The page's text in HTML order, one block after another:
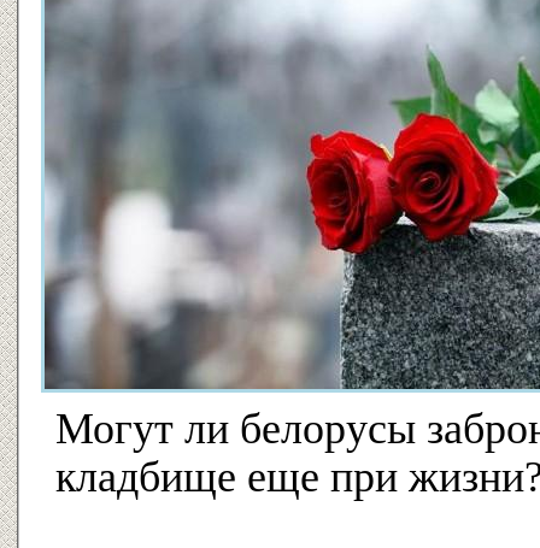
Могут ли белорусы
кладбище еще при